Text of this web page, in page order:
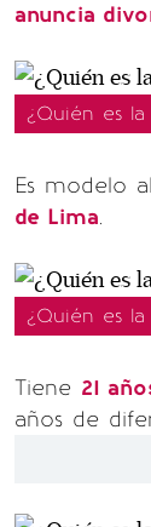
anuncia
¿Quién es
Es modelo
de Lima.
¿Quién es
Tiene 21
años de